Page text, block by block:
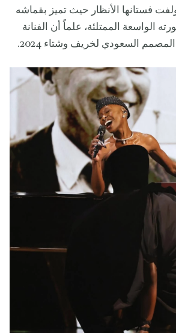
فستانها الأنظار حيث تميز بقماشه
الواسعة الممتلئة، علماً أن الفنانة
السعودي لخريف وشتاء 2024.